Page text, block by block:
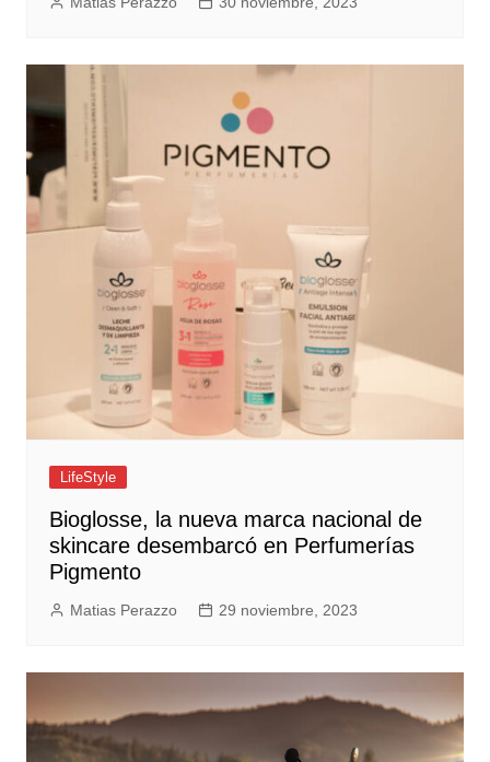
LifeStyle
Bioglosse, la nueva marca nacional de
skincare desembarcó en Perfumerías
Pigmento
Matias Perazzo 29 noviembre, 2023